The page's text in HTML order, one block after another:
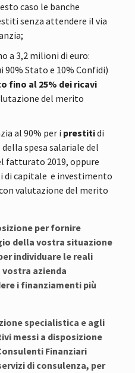
caso le banche
senza attendere il via
a 3,2 milioni di euro:
90% Stato e 10% Confidi)
fino al 25% dei ricavi
del merito
al 90% per i prestitidi
spesa salariale del
fatturato 2019, oppure
di capitale e investimento
valutazione del merito
per fornire
della vostra situazione
individuare le reali
azienda
i finanziamenti più
specialistica e agli
messi a disposizione
Finanziari
di consulenza, per